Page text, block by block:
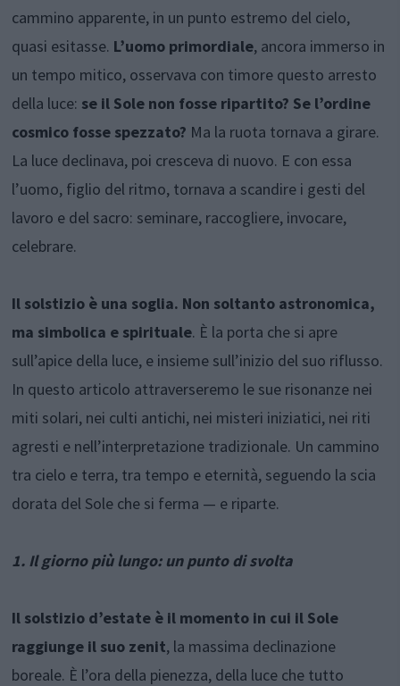
cammino apparente, in un punto estremo del cielo,
quasi esitasse. L’uomo primordiale, ancora immerso in
un tempo mitico, osservava con timore questo arresto
della luce: se il Sole non fosse ripartito? Se l’ordine
cosmico fosse spezzato? Ma la ruota tornava a girare.
La luce declinava, poi cresceva di nuovo. E con essa
l’uomo, figlio del ritmo, tornava a scandire i gesti del
lavoro e del sacro: seminare, raccogliere, invocare,
celebrare.
Il solstizio è una soglia. Non soltanto astronomica,
ma simbolica e spirituale. È la porta che si apre
sull’apice della luce, e insieme sull’inizio del suo riflusso.
In questo articolo attraverseremo le sue risonanze nei
miti solari, nei culti antichi, nei misteri iniziatici, nei riti
agresti e nell’interpretazione tradizionale. Un cammino
tra cielo e terra, tra tempo e eternità, seguendo la scia
dorata del Sole che si ferma — e riparte.
1. Il giorno più lungo: un punto di svolta
Il solstizio d’estate è il momento in cui il Sole
raggiunge il suo zenit, la massima declinazione
boreale. È l’ora della pienezza, della luce che tutto